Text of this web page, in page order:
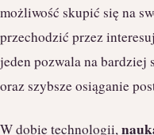
możliwość skupić się na
przechodzić przez
jeden pozwala na bardziej
oraz szybsze osiąganie
W dobie technologii,